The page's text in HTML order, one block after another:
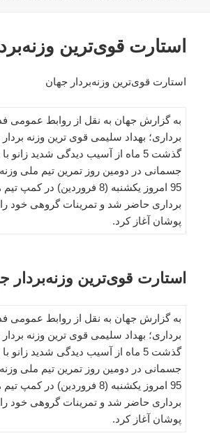
استارت قوی‌ترین
استارت قوی‌ترین وزنه‌بردار جهان
به گزارش جهان به نقل از روابط عمومی
برداری؛ بهداد سلیمی قوی ترین وزنه
گذشت 5 ماه از آسیب دیدگی شدید
جسمانی در دومین روز تمرین تیم ملی
95 امروز یکشنبه (8 فروردین) در
برداری حاضر شد و تمرینات گروهی خود
پوشان آغاز کرد.
استارت قوی‌ترین وزنه‌بردار
به گزارش جهان به نقل از روابط عمومی
برداری؛ بهداد سلیمی قوی ترین وزنه
گذشت 5 ماه از آسیب دیدگی شدید
جسمانی در دومین روز تمرین تیم ملی
95 امروز یکشنبه (8 فروردین) در
برداری حاضر شد و تمرینات گروهی خود
پوشان آغاز کرد.